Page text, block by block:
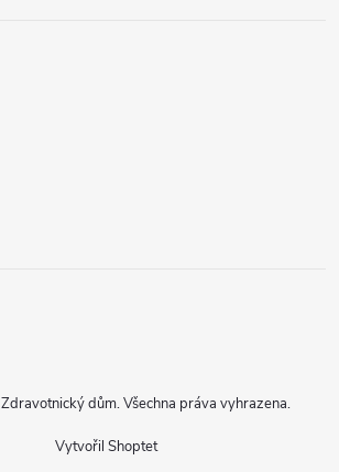
Vytvořil Shoptet
Zdravotnický dům. Všechna práva vyhrazena.